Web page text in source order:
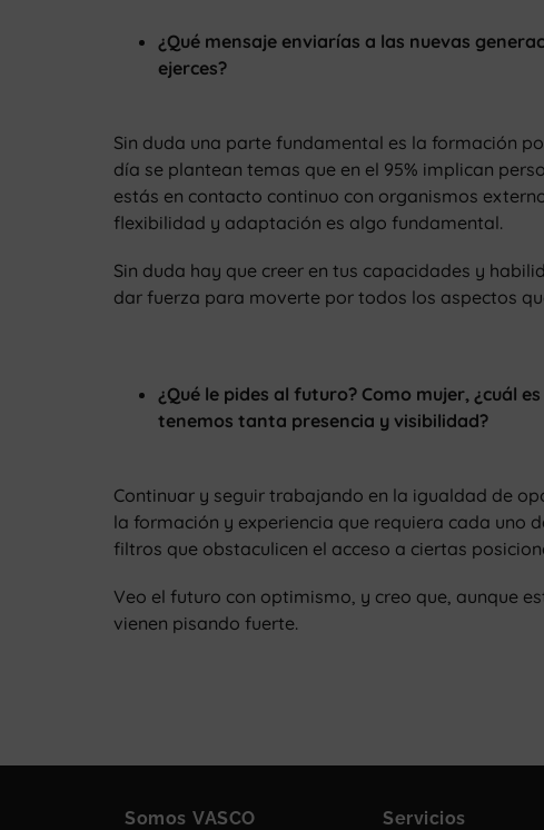
¿Qué mensaje enviarías a las nuevas
ejerces?
Sin duda una parte fundamental es la formación
día se plantean temas que en el 95% implican
estás en contacto continuo con organismos
flexibilidad y adaptación es algo fundamental.
Sin duda hay que creer en tus capacidades y
dar fuerza para moverte por todos los aspectos
¿Qué le pides al futuro? Como mujer, ¿cuál
tenemos tanta presencia y visibilidad?
Continuar y seguir trabajando en la igualdad de
la formación y experiencia que requiera cada uno
filtros que obstaculicen el acceso a ciertas
Veo el futuro con optimismo, y creo que, aunque
vienen pisando fuerte.
Somos VASCO Servicios